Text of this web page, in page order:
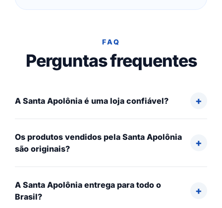
FAQ
Perguntas frequentes
A Santa Apolônia é uma loja confiável?
Os produtos vendidos pela Santa Apolônia
são originais?
A Santa Apolônia entrega para todo o
Brasil?